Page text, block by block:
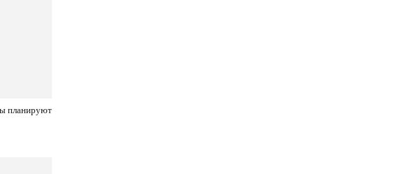
планируют